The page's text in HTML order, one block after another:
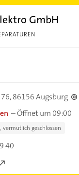
GmbH
86156 Augsburg
–Öffnet um 09:00
vermutlich geschlossen
40